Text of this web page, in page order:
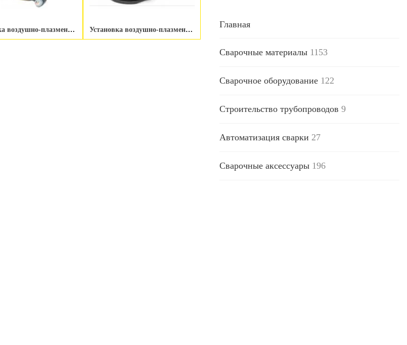
Главная
Сварочные материалы 1153
Сварочное оборудование 122
Строительство трубопроводов 9
Автоматизация сварки 27
Сварочные аксессуары 196
Установка воздушно-плазменной резки ESAB PowerCut 700 3ph Incl PT39 7.6 Установка воздушно-плазменной резки ESAB PowerCut 400 90-280V-1ph CE